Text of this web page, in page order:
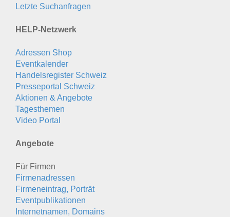
Letzte Suchanfragen
HELP-Netzwerk
Adressen Shop
Eventkalender
Handelsregister Schweiz
Presseportal Schweiz
Aktionen & Angebote
Tagesthemen
Video Portal
Angebote
Für Firmen
Firmenadressen
Firmeneintrag, Porträt
Eventpublikationen
Internetnamen, Domains